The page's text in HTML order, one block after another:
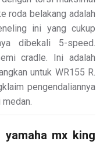
roda belakang adalah
ini yang cukup
dibekali 5-speed.
cradle. Ini adalah
untuk WR155 R.
pengendaliannya
mx king